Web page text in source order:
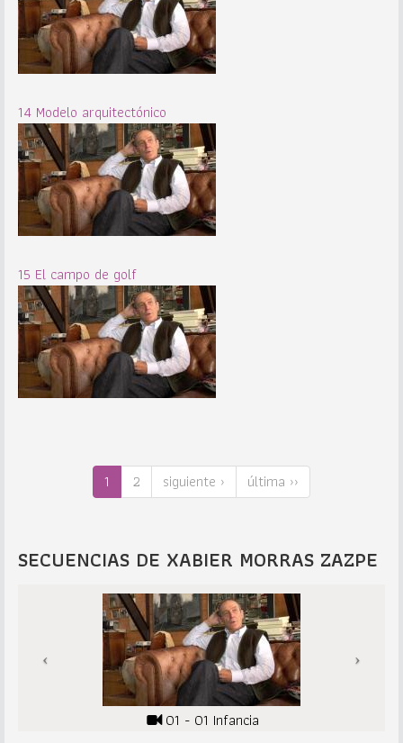
14 Modelo arquitectónico
15 El campo de golf
1 2 siguiente › última ››
SECUENCIAS DE XABIER MORRAS ZAZPE
01 - 01 Infancia